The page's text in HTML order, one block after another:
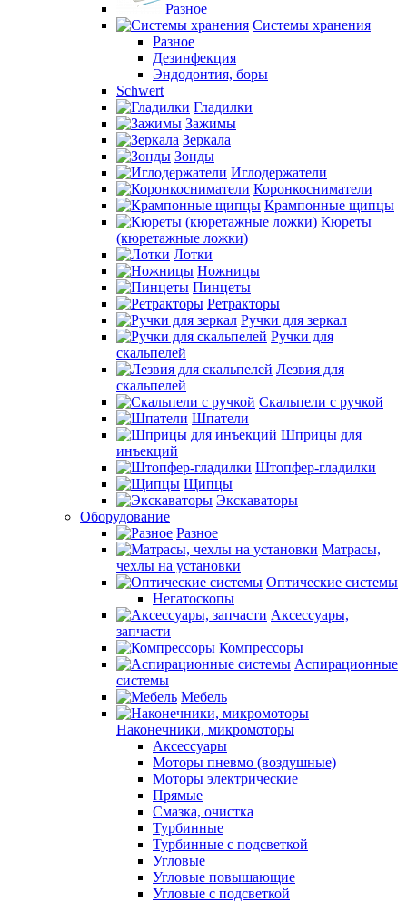
Разное
Системы хранения
Разное
Дезинфекция
Эндодонтия, боры
Schwert
Гладилки
Зажимы
Зеркала
Зонды
Иглодержатели
Коронкосниматели
Крампонные щипцы
Кюреты
(кюретажные ложки)
Лотки
Ножницы
Пинцеты
Ретракторы
Ручки для зеркал
Ручки для
скальпелей
Лезвия для
скальпелей
Скальпели с ручкой
Шпатели
Шприцы для
инъекций
Штопфер-гладилки
Щипцы
Экскаваторы
Оборудование
Разное
Матрасы,
чехлы на установки
Оптические системы
Негатоскопы
Аксессуары,
запчасти
Компрессоры
Аспирационные
системы
Мебель
Наконечники, микромоторы
Аксессуары
Моторы пневмо (воздушные)
Моторы электрические
Прямые
Смазка, очистка
Турбинные
Турбинные с подсветкой
Угловые
Угловые повышающие
Угловые с подсветкой